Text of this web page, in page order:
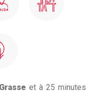
Grasse et à 25 minutes